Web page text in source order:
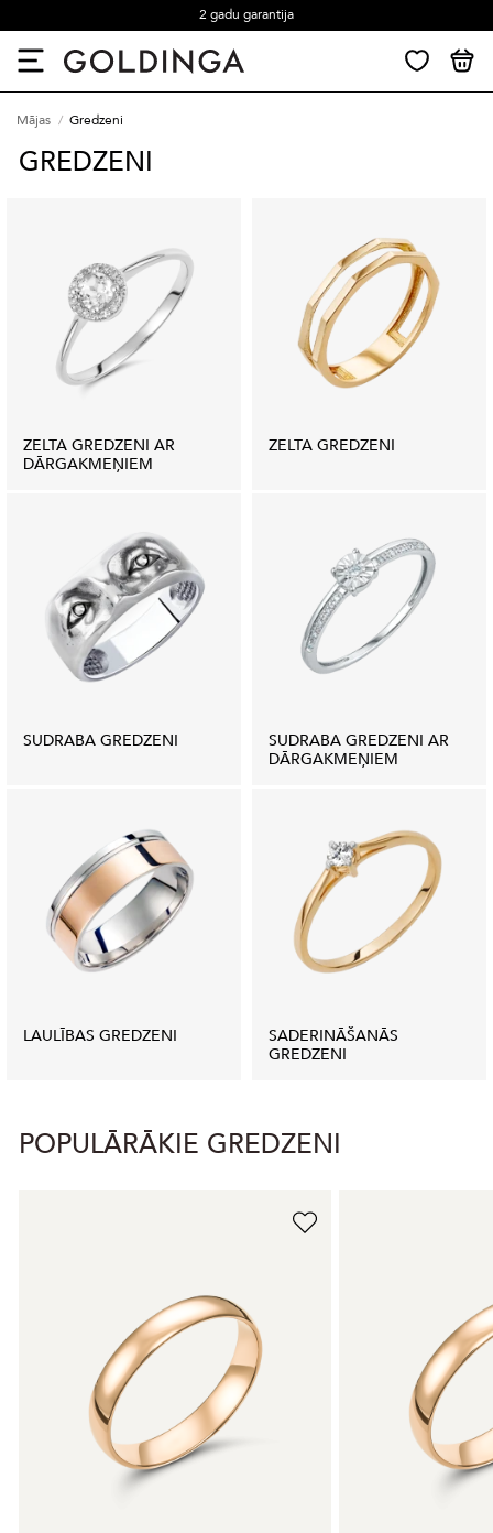
2 gadu garantija
Mājas Gredzeni
GREDZENI
ZELTA GREDZENI AR
DĀRGAKMEŅIEM
ZELTA GREDZENI
SUDRABA GREDZENI
SUDRABA GREDZENI AR
DĀRGAKMEŅIEM
LAULĪBAS GREDZENI
SADERINĀŠANĀS
GREDZENI
POPULĀRĀKIE GREDZENI